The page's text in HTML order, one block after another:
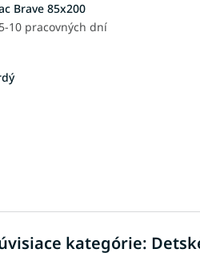
Brave 85x200
5-10 pracovných dní
kategórie: